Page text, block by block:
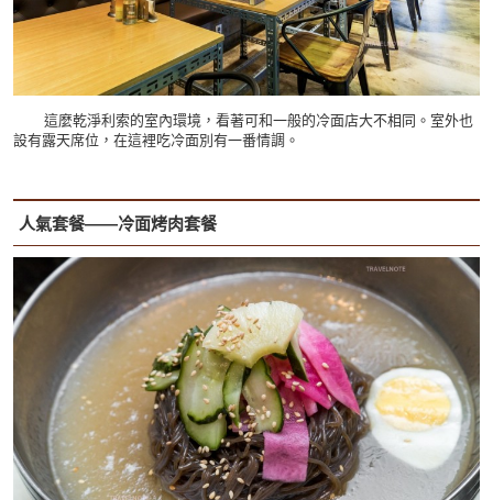
這麼乾淨利索的室內環境，看著可和一般的冷面店大不相同。室外也
設有露天席位，在這裡吃冷面別有一番情調。
人氣套餐——冷面烤肉套餐